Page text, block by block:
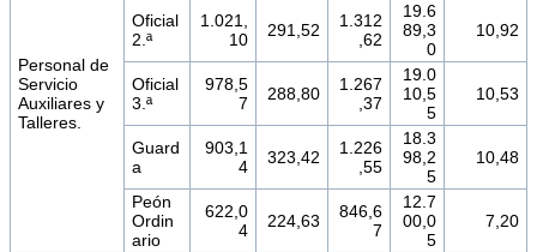
Personal de
Servicio
Auxiliares y
Talleres.
Oficial
2.ª
1.021,
10
291,52
1.312
,62
19.6
89,3
0
10,92
Oficial
3.ª
978,5
7
288,80
1.267
,37
19.0
10,5
5
10,53
Guard
a
903,1
4
323,42
1.226
,55
18.3
98,2
5
10,48
Peón
Ordin
ario
622,0
4
224,63
846,6
7
12.7
00,0
5
7,20